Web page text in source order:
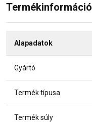
Termékinformáció
Alapadatok
Gyártó
Termék típusa
Termék súly